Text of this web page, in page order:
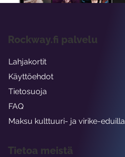
Rockway.fi palvelu
Lahjakortit
Käyttöehdot
Tietosuoja
FAQ
Maksu kulttuuri- ja virike-eduilla
Tietoa meistä